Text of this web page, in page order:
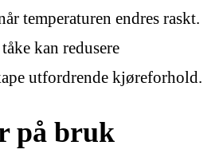
temperaturen endres raskt.
kan redusere
utfordrende kjøreforhold.
på bruk